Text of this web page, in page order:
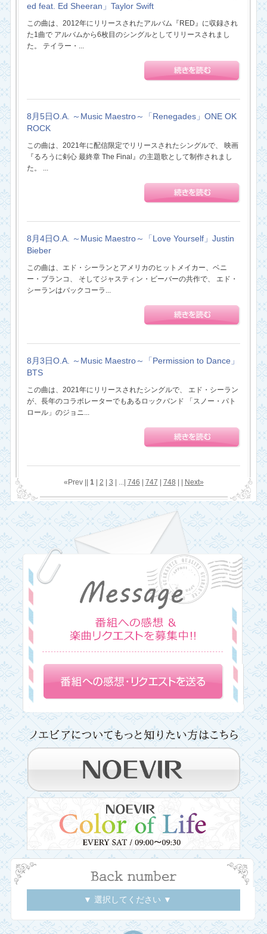
ed feat. Ed Sheeran」Taylor Swift
この曲は、2012年にリリースされたアルバム『RED』に収録され
た1曲で アルバムから6枚目のシングルとしてリリースされまし
た。 テイラー・...
8月5日O.A. ～Music Maestro～「Renegades」ONE OK
ROCK
この曲は、2021年に配信限定でリリースされたシングルで、 映画
『るろうに剣心 最終章 The Final』の主題歌として制作されまし
た。 ...
8月4日O.A. ～Music Maestro～「Love Yourself」Justin
Bieber
この曲は、エド・シーランとアメリカのヒットメイカー、ベニ
ー・ブランコ、 そしてジャスティン・ビーバーの共作で、 エド・
シーランはバックコーラ...
8月3日O.A. ～Music Maestro～「Permission to Dance」
BTS
この曲は、2021年にリリースされたシングルで、 エド・シーラン
が、長年のコラボレーターでもあるロックバンド 「スノー・パト
ロール」のジョニ...
«Prev || 1| 2 3 | ...| 746 747 748 Next»